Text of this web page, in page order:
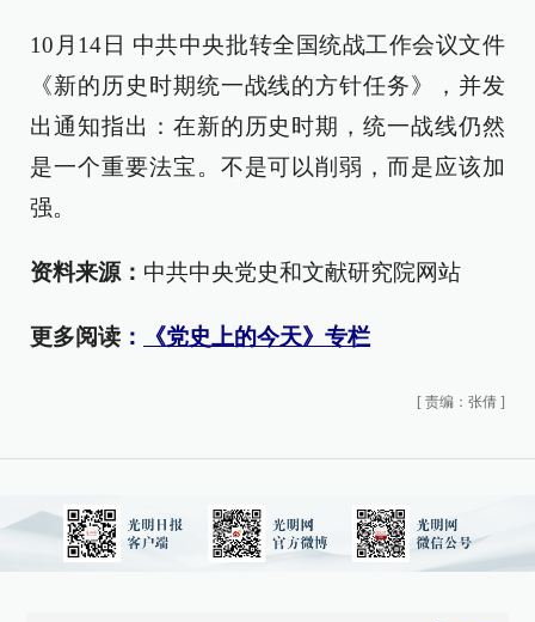
10月14日 中共中央批转全国统战工作会议文件
《新的历史时期统一战线的方针任务》，并发
出通知指出：在新的历史时期，统一战线仍然
是一个重要法宝。不是可以削弱，而是应该加
强。
资料来源： 中共中央党史和文献研究院网站
更多阅读 ： 《党史上的今天》专栏
[ 责编：张倩 ]